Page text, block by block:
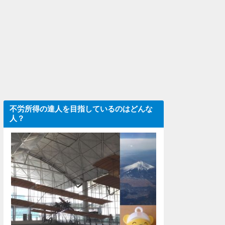
不労所得の達人を目指しているのはどんな
人？